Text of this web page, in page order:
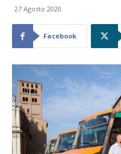
27 Agosto 2020
Facebook